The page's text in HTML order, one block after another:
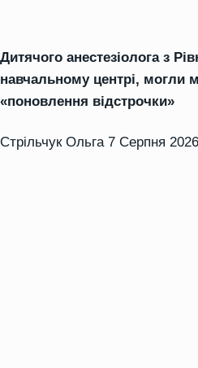
Дитячого анестезіолога з
навчальному центрі, могли
«поновлення відстрочки»
Стрільчук Ольга 7 Серпня 2026